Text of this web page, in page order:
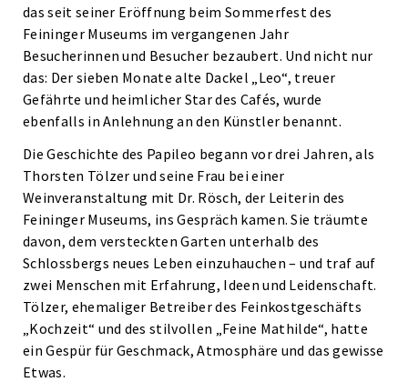
das seit seiner Eröffnung beim Sommerfest des
Feininger Museums im vergangenen Jahr
Besucherinnen und Besucher bezaubert. Und nicht nur
das: Der sieben Monate alte Dackel „Leo“, treuer
Gefährte und heimlicher Star des Cafés, wurde
ebenfalls in Anlehnung an den Künstler benannt.
Die Geschichte des Papileo begann vor drei Jahren, als
Thorsten Tölzer und seine Frau bei einer
Weinveranstaltung mit Dr. Rösch, der Leiterin des
Feininger Museums, ins Gespräch kamen. Sie träumte
davon, dem versteckten Garten unterhalb des
Schlossbergs neues Leben einzuhauchen – und traf auf
zwei Menschen mit Erfahrung, Ideen und Leidenschaft.
Tölzer, ehemaliger Betreiber des Feinkostgeschäfts
„Kochzeit“ und des stilvollen „Feine Mathilde“, hatte
ein Gespür für Geschmack, Atmosphäre und das gewisse
Etwas.